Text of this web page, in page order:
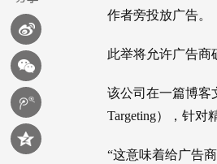
作者旁投放广告。
此举将允许广告商
该公司在一篇博客
Targeting），针对
“这意味着给广告